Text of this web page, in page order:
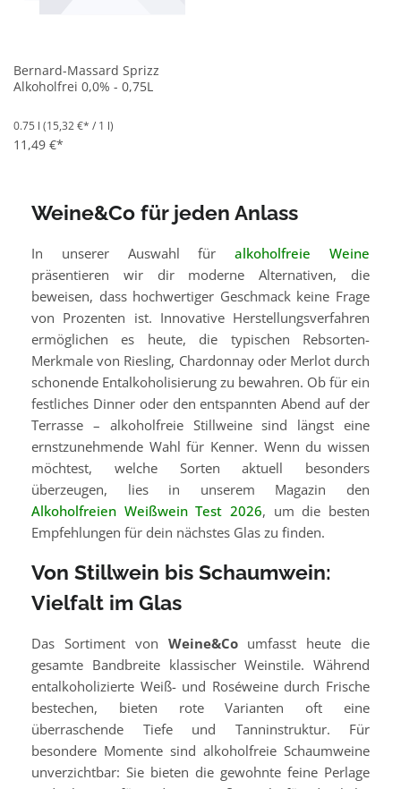
Bernard-Massard Sprizz
Alkoholfrei 0,0% - 0,75L
0.75 l (15,32 €* / 1 l)
11,49 €*
Weine&Co für jeden Anlass
In unserer Auswahl füralkoholfreie Weine
präsentieren wir dir moderne Alternativen, die
beweisen, dass hochwertiger Geschmack keine Frage
von Prozenten ist. Innovative Herstellungsverfahren
ermöglichen es heute, die typischen Rebsorten-
Merkmale von Riesling, Chardonnay oder Merlot durch
schonende Entalkoholisierung zu bewahren. Ob für ein
festliches Dinner oder den entspannten Abend auf der
Terrasse – alkoholfreie Stillweine sind längst eine
ernstzunehmende Wahl für Kenner. Wenn du wissen
möchtest, welche Sorten aktuell besonders
überzeugen, lies in unserem Magazin den
Alkoholfreien Weißwein Test 2026, um die besten
Empfehlungen für dein nächstes Glas zu finden.
Von Stillwein bis Schaumwein:
Vielfalt im Glas
Das Sortiment von Weine&Coumfasst heute die
gesamte Bandbreite klassischer Weinstile. Während
entalkoholizierte Weiß- und Roséweine durch Frische
bestechen, bieten rote Varianten oft eine
überraschende Tiefe und Tanninstruktur. Für
besondere Momente sind alkoholfreie Schaumweine
unverzichtbar: Sie bieten die gewohnte feine Perlage